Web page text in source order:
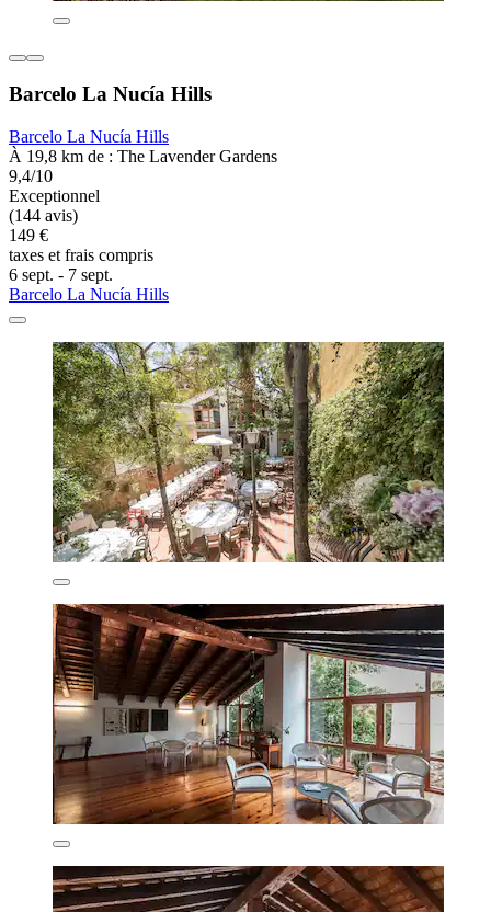
Barcelo La Nucía Hills
Barcelo La Nucía Hills
À 19,8 km de : The Lavender Gardens
9,4/10
Exceptionnel
(144 avis)
149 €
taxes et frais compris
6 sept. - 7 sept.
Barcelo La Nucía Hills